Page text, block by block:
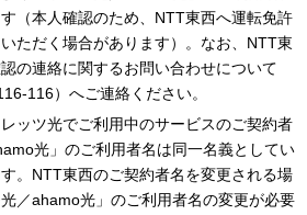
（本人確認のため、NTT東西へ運転免許
ただく場合があります）。なお、NTT東
の連絡に関するお問い合わせについて
116）へご連絡ください。
ッツ光でご利用中のサービスのご契約者
光」のご利用者名は同一名義としてい
。NTT東西のご契約者名を変更される場
／ahamo光」のご利用者名の変更が必要